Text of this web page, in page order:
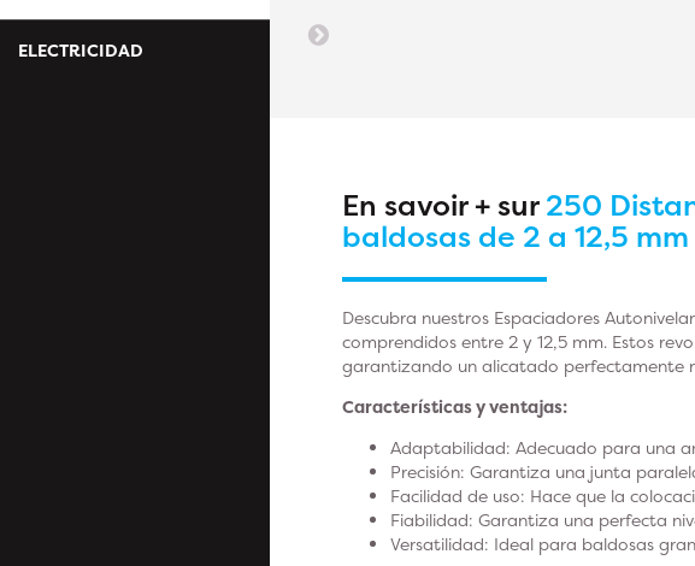
ELECTRICIDAD
En savoir + sur250
baldosas de 2 a 12,5
Descubra nuestros Espaciadores
comprendidos entre 2 y 12,5 mm. Estos
garantizando un alicatado perfectamente
Características y ventajas:
Adaptabilidad: Adecuado para una
Precisión: Garantiza una junta
Facilidad de uso: Hace que la
Fiabilidad: Garantiza una perfecta
Versatilidad: Ideal para baldosas